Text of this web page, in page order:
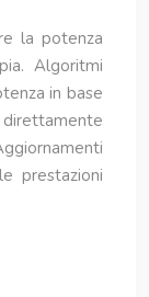
la potenza
Algoritmi
in base
prestazioni